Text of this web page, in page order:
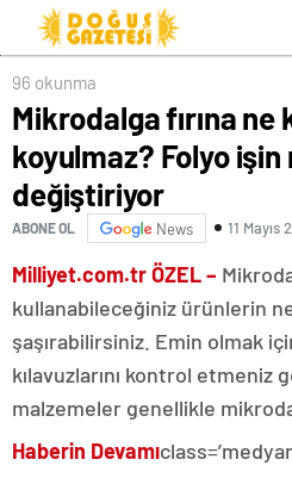
96 okunma
Mikrodalga fırına ne
koyulmaz? Folyo işin
değiştiriyor
ABONE OL News 11 Mayıs
Milliyet.com.tr ÖZEL –
kullanabileceğiniz ürünlerin
şaşırabilirsiniz. Emin olmak
kılavuzlarını kontrol etmeniz
malzemeler genellikle
Haberin Devamı